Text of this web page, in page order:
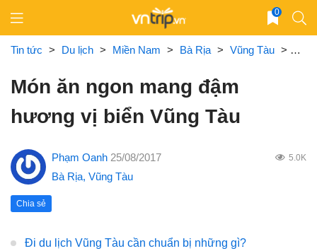
content
0
Tin tức > Du lịch > Miền Nam > Bà Rịa > Vũng Tàu > Món
Món ăn ngon mang đậm
hương vị biển Vũng Tàu
Phạm Oanh 25/08/2017 5.0K
Bà Rịa, Vũng Tàu
Chia sẻ
Đi du lịch Vũng Tàu cần chuẩn bị những gì?